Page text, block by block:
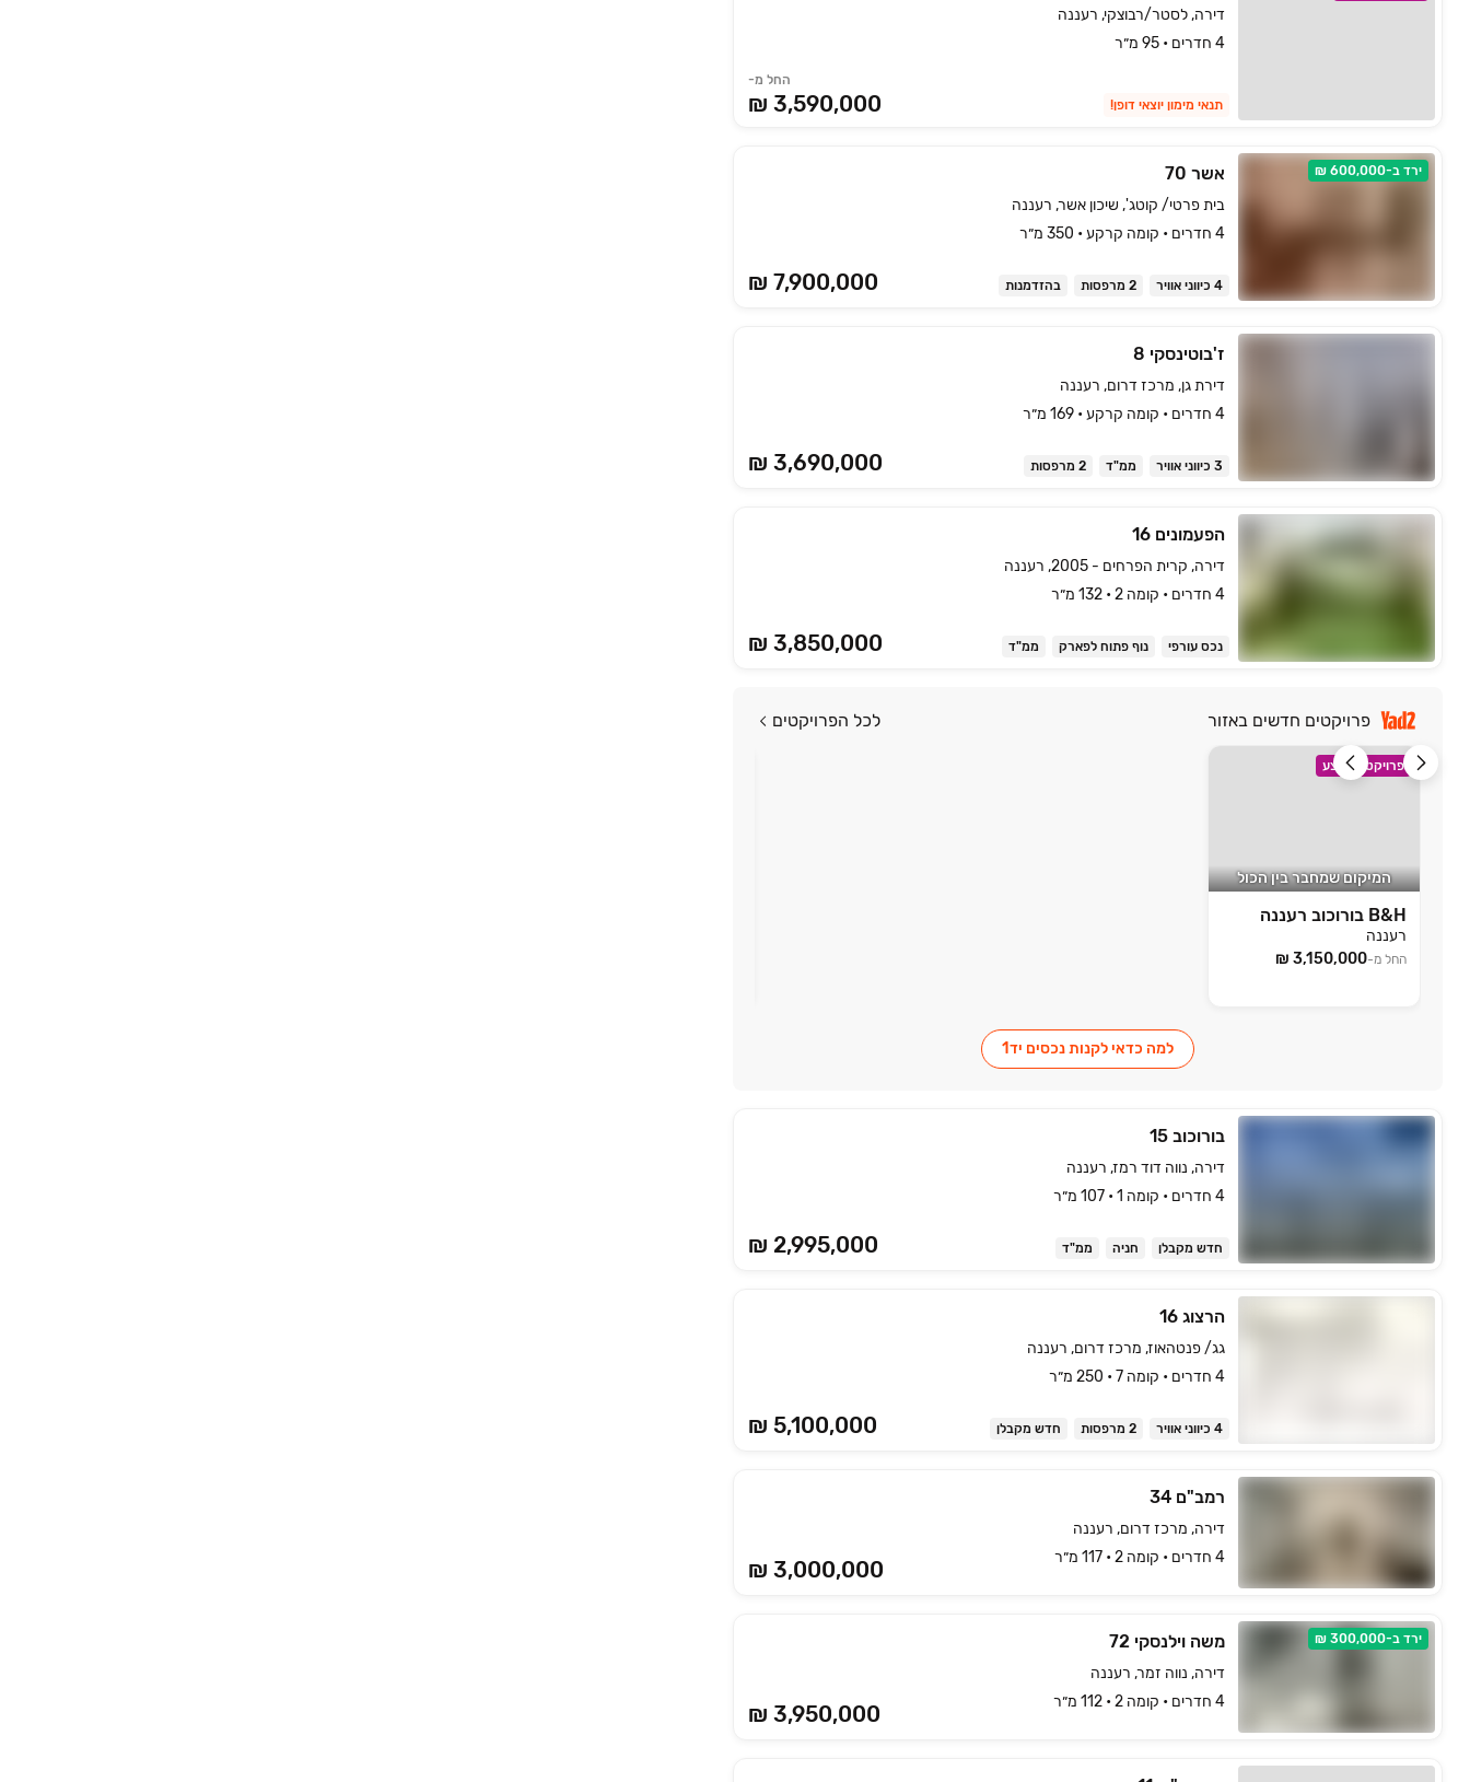
דירה, לסטר/רבוצקי, רעננה
4 חדרים • 95 מ״ר
החל מ-
3,590,000 ₪ תנאי מימון יוצאי דופן!
ירד ב-600,000 ₪
₪ 7,900,000
אשר 70
בית פרטי/ קוטג', שיכון אשר, רעננה
4 חדרים • קומה ‎קרקע‏ • 350 מ״ר
4 כיווני אוויר 2 מרפסות בהזדמנות
₪ 3,690,000
ז'בוטינסקי 8
דירת גן, מרכז דרום, רעננה
4 חדרים • קומה ‎קרקע‏ • 169 מ״ר
3 כיווני אוויר ממ"ד 2 מרפסות
₪ 3,850,000
הפעמונים 16
דירה, קרית הפרחים - 2005, רעננה
4 חדרים • קומה ‎2‏ • 132 מ״ר
נכס עורפי נוף פתוח לפארק ממ"ד
פרויקטים חדשים באזור לכל הפרויקטים
פרויקט במבצע
המיקום שמחבר בין הכול
B&H בורוכוב רעננה
רעננה
החל מ-
למה כדאי לקנות נכסים יד1
₪ 2,995,000
בורוכוב 15
דירה, נווה דוד רמז, רעננה
4 חדרים • קומה ‎1‏ • 107 מ״ר
חדש מקבלן חניה ממ"ד
₪ 5,100,000
הרצוג 16
גג/ פנטהאוז, מרכז דרום, רעננה
4 חדרים • קומה ‎7‏ • 250 מ״ר
4 כיווני אוויר 2 מרפסות חדש מקבלן
₪ 3,000,000
רמב"ם 34
דירה, מרכז דרום, רעננה
4 חדרים • קומה ‎2‏ • 117 מ״ר
ירד ב-300,000 ₪
₪ 3,950,000
משה וילנסקי 72
דירה, נווה זמר, רעננה
4 חדרים • קומה ‎2‏ • 112 מ״ר